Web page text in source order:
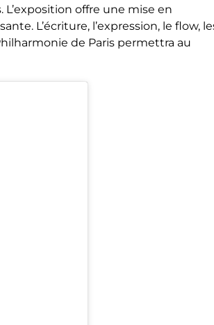
L’exposition offre une mise en
L’écriture, l’expression, le flow,
de Paris permettra au